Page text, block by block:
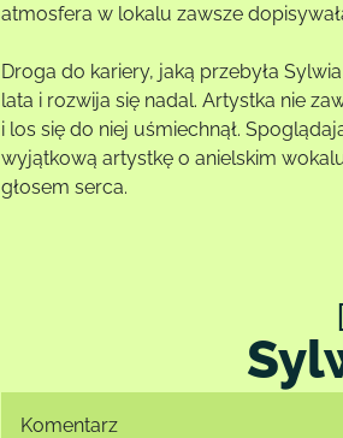
atmosfera w lokalu zawsze
Droga do kariery, jaką przebyła
lata i rozwija się nadal. Artystka nie
i los się do niej uśmiechnął.
wyjątkową artystkę o anielskim
głosem serca.
Komentarz